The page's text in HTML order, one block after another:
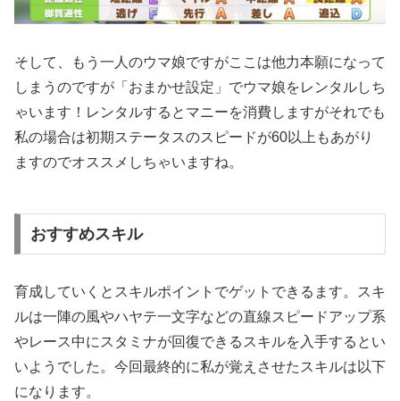
そして、もう一人のウマ娘ですがここは他力本願になって
しまうのですが「おまかせ設定」でウマ娘をレンタルしち
ゃいます！レンタルするとマニーを消費しますがそれでも
私の場合は初期ステータスのスピードが60以上もあがり
ますのでオススメしちゃいますね。
おすすめスキル
育成していくとスキルポイントでゲットできるます。スキ
ルは一陣の風やハヤテ一文字などの直線スピードアップ系
やレース中にスタミナが回復できるスキルを入手するとい
いようでした。今回最終的に私が覚えさせたスキルは以下
になります。